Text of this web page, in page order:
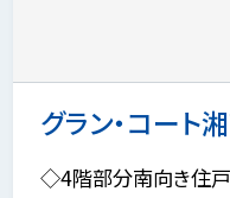
グラン・コート
◇4階部分南向き住戸